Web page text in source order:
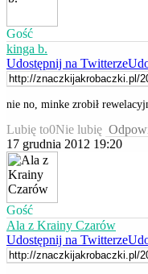
Gość
kinga b.
Udostępnij na Twitterze
nie no, minke zrobił
Lubię to0Nie lubię
17 grudnia 2012 19:20
Gość
Ala z Krainy Czarów
Udostępnij na Twitterze